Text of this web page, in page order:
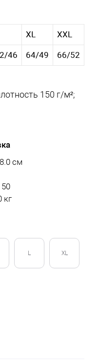
XL XXL
46 64/49 66/52
150 г/м²;
см
кг
L XL